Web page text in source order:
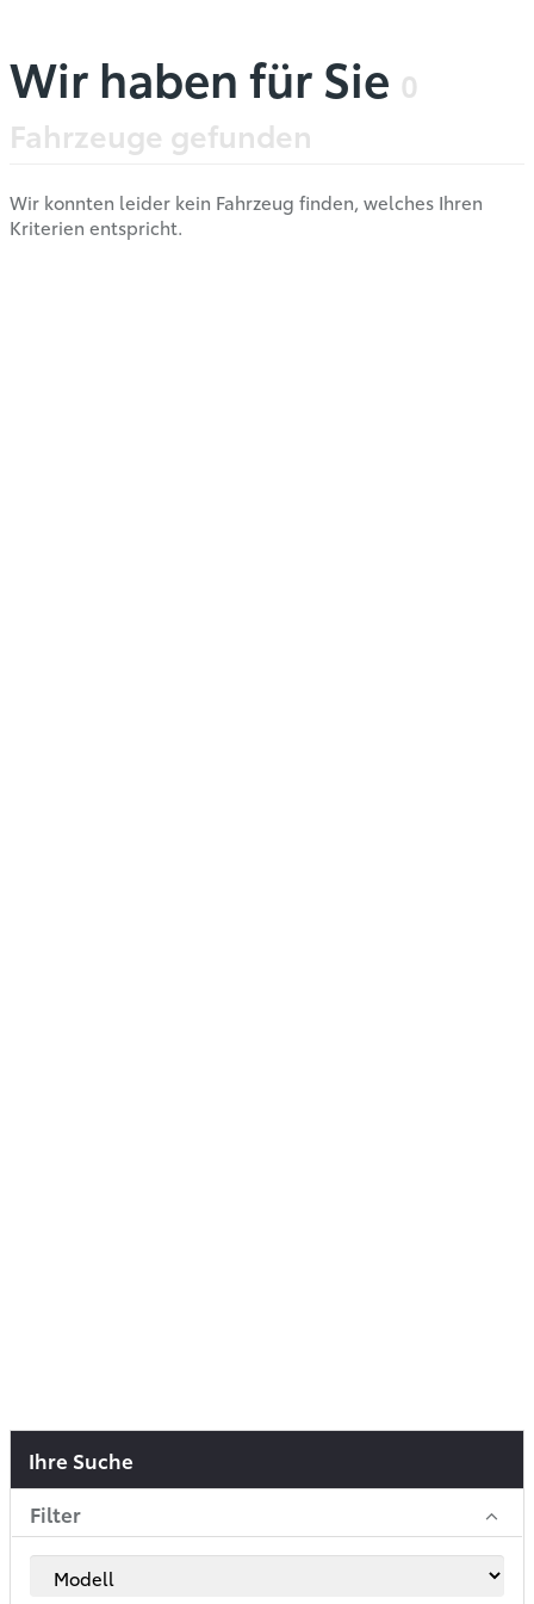
Wir haben für Sie 0
Fahrzeuge gefunden
Wir konnten leider kein Fahrzeug finden, welches Ihren
Kriterien entspricht.
Ihre Suche
Filter
Modell